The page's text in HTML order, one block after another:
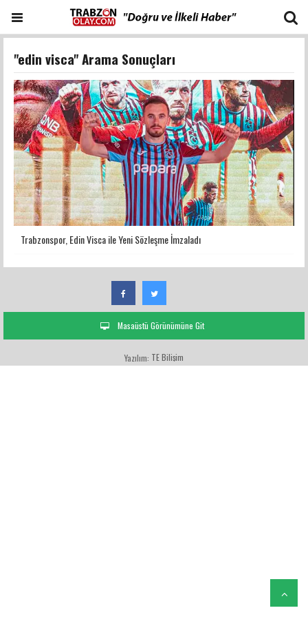
"edin visca" Arama Sonuçları
Trabzonspor, Edin Visca ile Yeni Sözleşme İmzaladı
Masaüstü Görünümüne Git
Yazılım: TE Bilişim